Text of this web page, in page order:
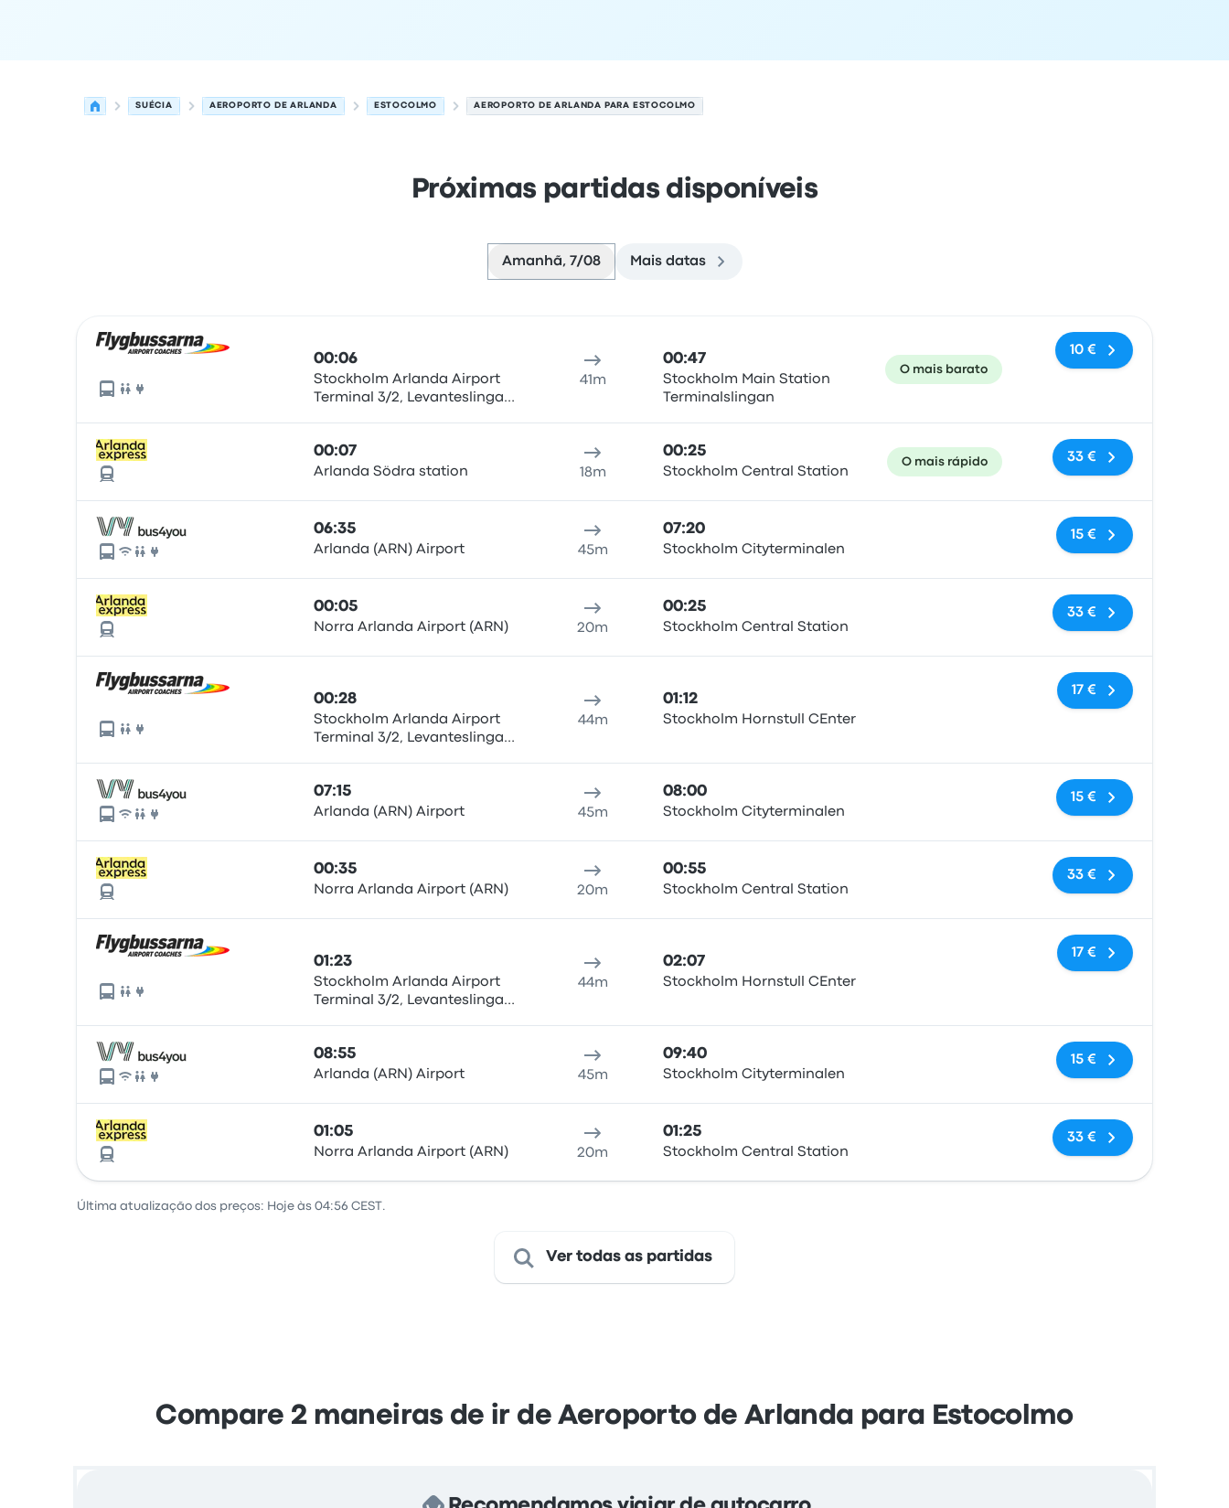
SUÉCIA AEROPORTO DE ARLANDA ESTOCOLMO AEROPORTO DE ARLANDA PARA ESTOCOLMO
Próximas partidas disponíveis
Amanhã, 7/08 Mais datas
00:06
Stockholm Arlanda Airport
Terminal 3/2, Levanteslingan,
41m
00:47
Stockholm Main Station
Terminalslingan
O mais barato
10 €
00:07
Arlanda Södra station 18m
00:25
Stockholm Central Station
O mais rápido 33 €
06:35
Arlanda (ARN) Airport 45m
07:20
Stockholm Cityterminalen
Sem etiquetas
15 €
00:05
Norra Arlanda Airport (ARN) 20m
00:25
Stockholm Central Station
Sem etiquetas
33 €
00:28
Stockholm Arlanda Airport
Terminal 3/2, Levanteslingan,
44m
01:12
Stockholm Hornstull СEnter
Sem etiquetas
17 €
07:15
Arlanda (ARN) Airport 45m
08:00
Stockholm Cityterminalen
Sem etiquetas
15 €
00:35
Norra Arlanda Airport (ARN) 20m
00:55
Stockholm Central Station
Sem etiquetas
33 €
01:23
Stockholm Arlanda Airport
Terminal 3/2, Levanteslingan,
44m
02:07
Stockholm Hornstull СEnter
Sem etiquetas
17 €
08:55
Arlanda (ARN) Airport 45m
09:40
Stockholm Cityterminalen
Sem etiquetas
15 €
01:05
Norra Arlanda Airport (ARN) 20m
01:25
Stockholm Central Station
Sem etiquetas
33 €
Última atualização dos preços: Hoje às 04:56 CEST.
Ver todas as partidas
Compare 2 maneiras de ir de Aeroporto de Arlanda para Estocolmo